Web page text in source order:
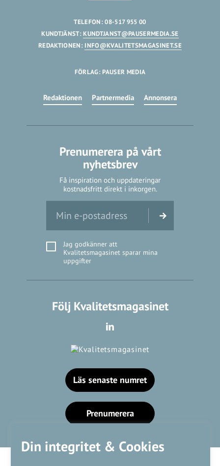
Din integritet & Cookies
TELEFON: 08-517 955 00
KUNDTJÄNST:KUNDTJANST@PAUSERMEDIA.SE
REDAKTIONEN: INFO@KVALITETSMAGASINET.SE
FÖRLAG: PAUSER MEDIA
Redaktionen Partnermedia Annonsera
Prenumerera på vårt
nyhetsbrev
Få inspiration och uppdateringar
kostnadsfritt direkt i inkorgen.
Jag godkänner att
Kvalitetsmagasinet sparar mina
uppgifter
Följ Kvalitetsmagasinet
Läs senaste numret
Prenumerera